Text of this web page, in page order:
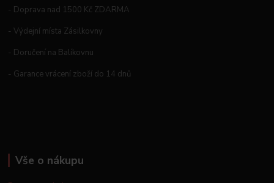
- Doprava nad 1500 Kč ZDARMA
- Výdejní místa Zásilkovny
- Doručení na Balíkovnu
- Garance vrácení zboží do 14 dnů
Vše o nákupu